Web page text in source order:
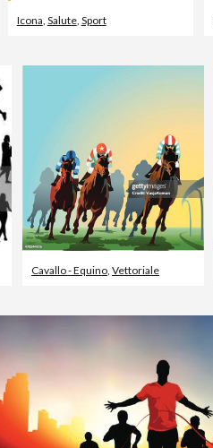
Icona, Salute, Sport
Cavallo - Equino, Vettoriale